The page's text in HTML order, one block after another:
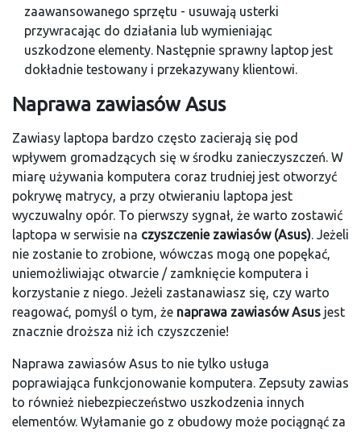
zaawansowanego sprzętu - usuwają usterki
przywracając do działania lub wymieniając
uszkodzone elementy. Następnie sprawny laptop jest
dokładnie testowany i przekazywany klientowi.
Naprawa zawiasów Asus
Zawiasy laptopa bardzo często zacierają się pod
wpływem gromadzących się w środku zanieczyszczeń. W
miarę używania komputera coraz trudniej jest otworzyć
pokrywę matrycy, a przy otwieraniu laptopa jest
wyczuwalny opór. To pierwszy sygnał, że warto zostawić
laptopa w serwisie na czyszczenie zawiasów (Asus). Jeżeli
nie zostanie to zrobione, wówczas mogą one popękać,
uniemożliwiając otwarcie / zamknięcie komputera i
korzystanie z niego. Jeżeli zastanawiasz się, czy warto
reagować, pomyśl o tym, że naprawa zawiasów Asus jest
znacznie droższa niż ich czyszczenie!
Naprawa zawiasów Asus to nie tylko usługa
poprawiająca funkcjonowanie komputera. Zepsuty zawias
to również niebezpieczeństwo uszkodzenia innych
elementów. Wyłamanie go z obudowy może pociągnąć za